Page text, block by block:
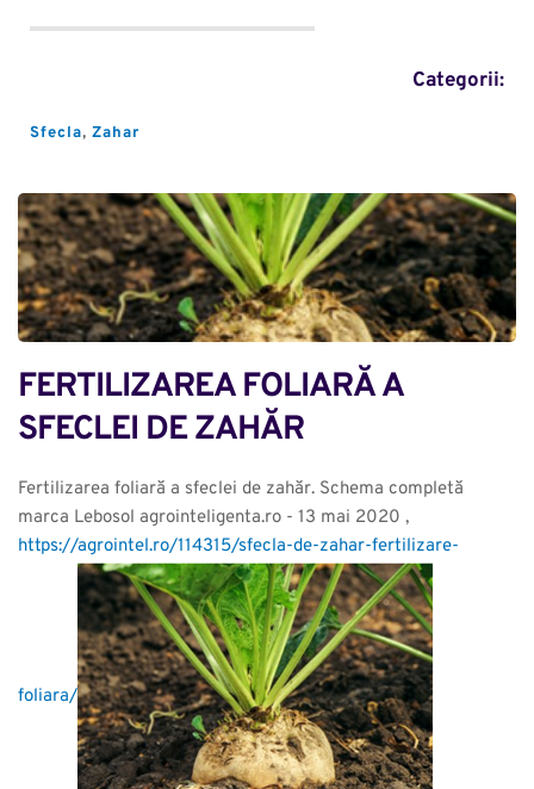
Categorii:
Sfecla, Zahar
FERTILIZAREA FOLIARĂ A
SFECLEI DE ZAHĂR
Fertilizarea foliară a sfeclei de zahăr. Schema completă
marca Lebosol agrointeligenta.ro - 13 mai 2020 ,
https://agrointel.ro/114315/sfecla-de-zahar-fertilizare-
foliara/